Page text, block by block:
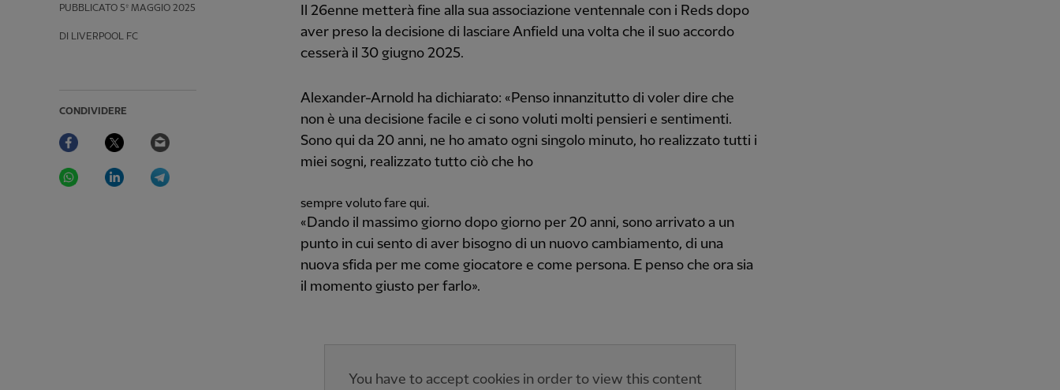
PUBBLICATO 5º MAGGIO 2025
DI LIVERPOOL FC
CONDIVIDERE
Facebook Twitter
WhatsAppLinkedIn
Il 26enne metterà fine alla sua associazione ventennale con i Reds dopo
aver preso la decisione di lasciare Anfield una volta che il suo accordo
cesserà il 30 giugno 2025.
Alexander-Arnold ha dichiarato: «Penso innanzitutto di voler dire che
non è una decisione facile e ci sono voluti molti pensieri e sentimenti.
Sono qui da 20 anni, ne ho amato ogni singolo minuto, ho realizzato tutti i
miei sogni, realizzato tutto ciò che ho
sempre voluto fare qui.
«Dando il massimo giorno dopo giorno per 20 anni, sono arrivato a un
punto in cui sento di aver bisogno di un nuovo cambiamento, di una
nuova sfida per me come giocatore e come persona. E penso che ora sia
il momento giusto per farlo».
You have to accept cookies in order to view this content